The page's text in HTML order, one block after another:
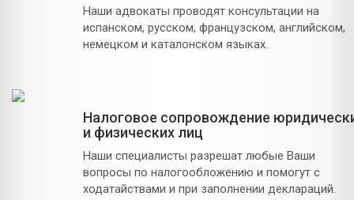
Наши адвокаты проводят консультации на
испанском, русском, французском, английском,
немецком и каталонском языках.
Налоговое сопровождение
и физических лиц
Наши специалисты разрешат любые Ваши
вопросы по налогообложению и помогут с
ходатайствами и при заполнении деклараций.